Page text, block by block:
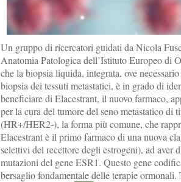
Un gruppo di ricercatori guidati da Nicola
Anatomia Patologica dell’Istituto Europeo di
che la biopsia liquida, integrata, ove
biopsia dei tessuti metastatici, è in grado di
beneficiare di Elacestrant, il nuovo farmaco,
per la cura del tumore del seno metastatico
(HR+/HER2-), la forma più comune, che
Elacestrant è il primo farmaco di una nuova
selettivi del recettore degli estrogeni), ad aver
mutazioni del gene ESR1. Questo gene
bersaglio fondamentale delle terapie ormonali.